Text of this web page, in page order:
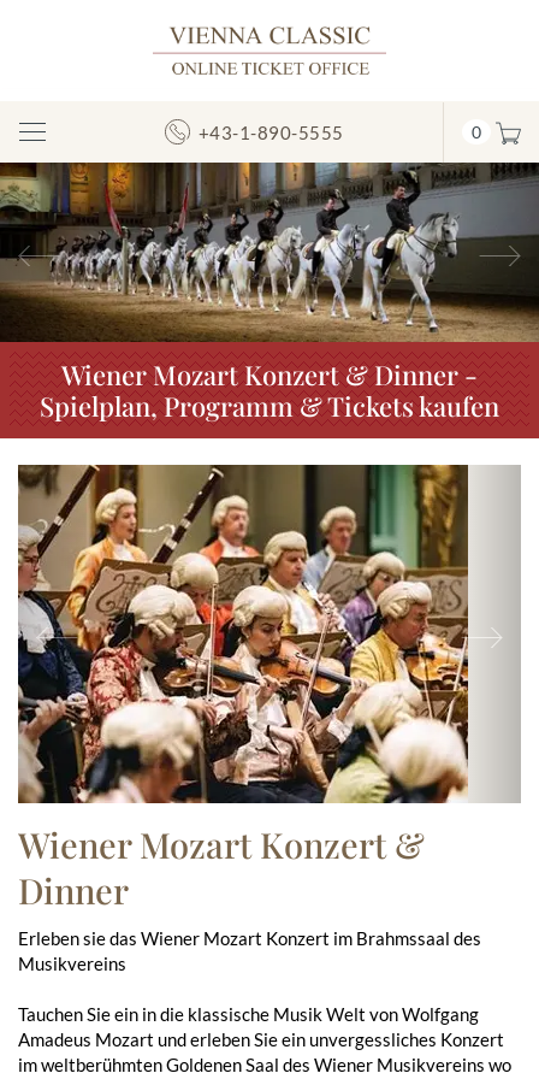
Navigation
umschalten
+43-1-890-5555 0
Vorheriges
Wiener Mozart Konzert & Dinner -
Spielplan, Programm & Tickets kaufen
Previous
Wiener Mozart Konzert &
Dinner
Erleben sie das Wiener Mozart Konzert im Brahmssaal des
Musikvereins
Tauchen Sie ein in die klassische Musik Welt von Wolfgang
Amadeus Mozart und erleben Sie ein unvergessliches Konzert
im weltberühmten Goldenen Saal des Wiener Musikvereins wo